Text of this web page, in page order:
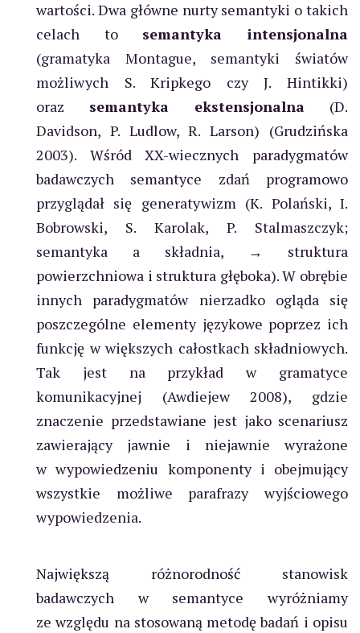
wartości. Dwa główne nurty semantyki o takich
celach to semantyka intensjonalna
(gramatyka Montague, semantyki światów
możliwych S. Kripkego czy J. Hintikki)
oraz semantyka ekstensjonalna (D.
Davidson, P. Ludlow, R. Larson) (Grudzińska
2003). Wśród XX-wiecznych paradygmatów
badawczych semantyce zdań programowo
przyglądał się generatywizm (K. Polański, I.
Bobrowski, S. Karolak, P. Stalmaszczyk;
semantyka a składnia, → struktura
powierzchniowa i struktura głęboka). W obrębie
innych paradygmatów nierzadko ogląda się
poszczególne elementy językowe poprzez ich
funkcję w większych całostkach składniowych.
Tak jest na przykład w gramatyce
komunikacyjnej (Awdiejew 2008), gdzie
znaczenie przedstawiane jest jako scenariusz
zawierający jawnie i niejawnie wyrażone
w wypowiedzeniu komponenty i obejmujący
wszystkie możliwe parafrazy wyjściowego
wypowiedzenia.
Największą różnorodność stanowisk
badawczych w semantyce wyróżniamy
ze względu na stosowaną metodę badań i opisu